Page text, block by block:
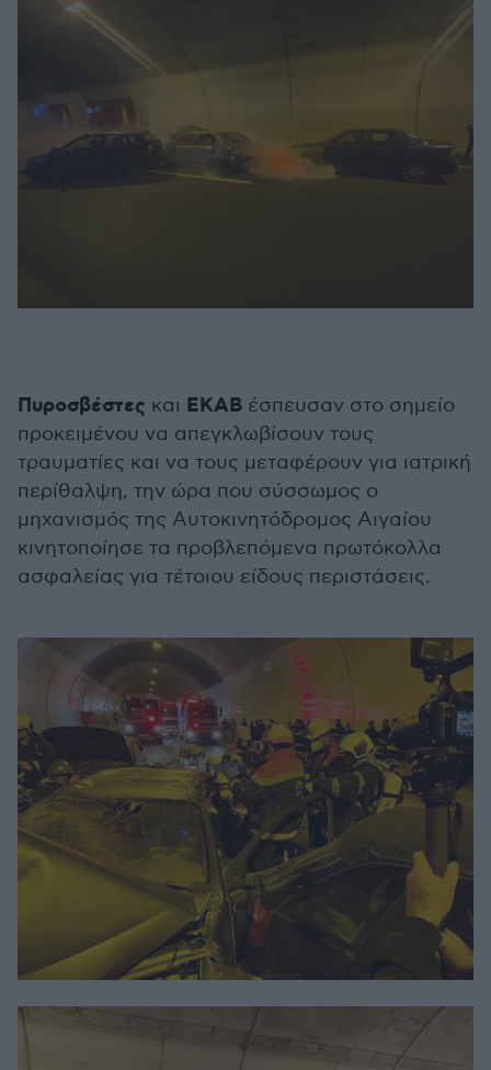
Πυροσβέστες και ΕΚΑΒ έσπευσαν στο σημείο
προκειμένου να απεγκλωβίσουν τους
τραυματίες και να τους μεταφέρουν για ιατρική
περίθαλψη, την ώρα που σύσσωμος ο
μηχανισμός της Αυτοκινητόδρομος Αιγαίου
κινητοποίησε τα προβλεπόμενα πρωτόκολλα
ασφαλείας για τέτοιου είδους περιστάσεις.